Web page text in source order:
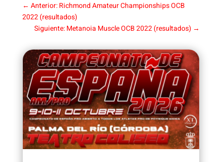
← Anterior: Richmond Amateur Championships OCB
2022 (resultados)
Siguiente: Metanoia Muscle OCB 2022 (resultados) →